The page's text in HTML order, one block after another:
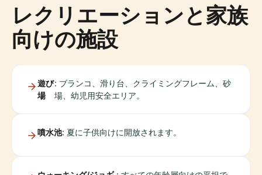
レクリエーションと家族
向けの施設
遊び
場
: ブランコ、滑り台、クライミングフレーム、砂
場、幼児用安全エリア。
噴水池: 夏に子供向けに開放されます。